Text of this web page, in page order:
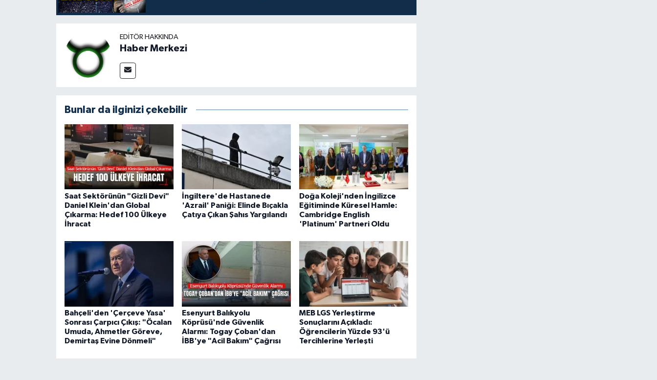
EDITÖR HAKKINDA
Haber Merkezi
Bunlar da ilginizi çekebilir
Saat Sektörünün "Gizli Devi"
Daniel Klein'dan Global
Çıkarma: Hedef 100 Ülkeye
İhracat
İngiltere'de Hastanede
'Azrail' Paniği: Elinde Bıçakla
Çatıya Çıkan Şahıs Yargılandı
Doğa Koleji'nden İngilizce
Eğitiminde Küresel Hamle:
Cambridge English
'Platinum' Partneri Oldu
Bahçeli'den 'Çerçeve Yasa'
Sonrası Çarpıcı Çıkış: "Öcalan
Umuda, Ahmetler Göreve,
Demirtaş Evine Dönmeli"
Esenyurt Balıkyolu
Köprüsü'nde Güvenlik
Alarmı: Togay Çoban'dan
İBB'ye "Acil Bakım" Çağrısı
MEB LGS Yerleştirme
Sonuçlarını Açıkladı:
Öğrencilerin Yüzde 93'ü
Tercihlerine Yerleşti